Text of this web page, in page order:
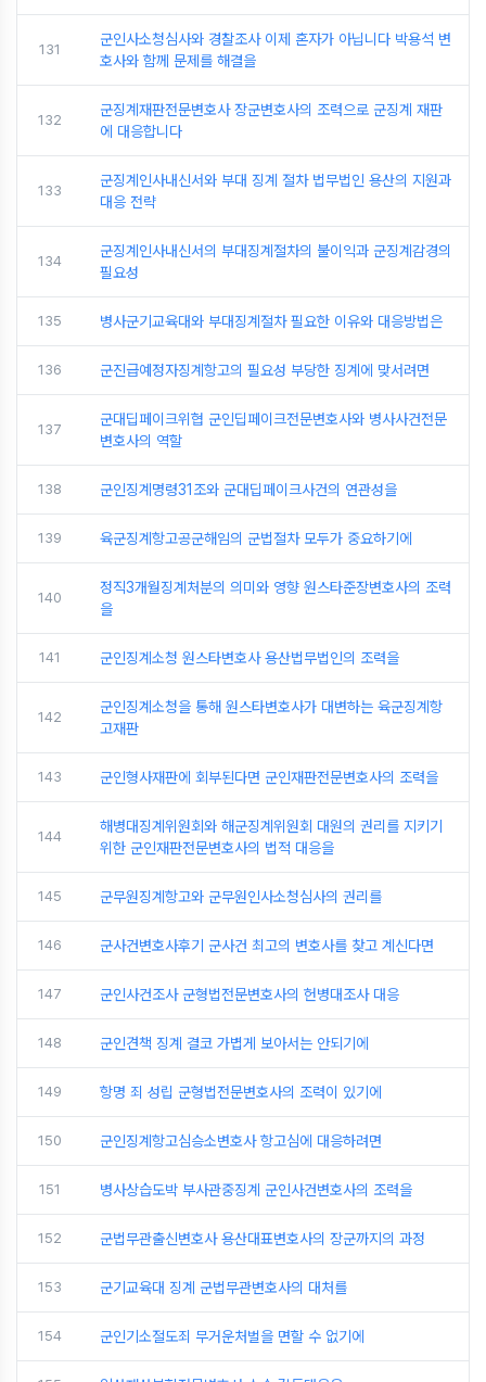
131
군인사소청심사와 경찰조사 이제 혼자가 아닙니다 박용석 변
호사와 함께 문제를 해결을
132
군징계재판전문변호사 장군변호사의 조력으로 군징계 재판
에 대응합니다
133
군징계인사내신서와 부대 징계 절차 법무법인 용산의 지원과
대응 전략
134
군징계인사내신서의 부대징계절차의 불이익과 군징계감경의
필요성
135 병사군기교육대와 부대징계절차 필요한 이유와 대응방법은
136 군진급예정자징계항고의 필요성 부당한 징계에 맞서려면
137
군대딥페이크위협 군인딥페이크전문변호사와 병사사건전문
변호사의 역할
138 군인징계명령31조와 군대딥페이크사건의 연관성을
139 육군징계항고공군해임의 군법절차 모두가 중요하기에
140
정직3개월징계처분의 의미와 영향 원스타준장변호사의 조력
을
141 군인징계소청 원스타변호사 용산법무법인의 조력을
142
군인징계소청을 통해 원스타변호사가 대변하는 육군징계항
고재판
143 군인형사재판에 회부된다면 군인재판전문변호사의 조력을
144
해병대징계위원회와 해군징계위원회 대원의 권리를 지키기
위한 군인재판전문변호사의 법적 대응을
145 군무원징계항고와 군무원인사소청심사의 권리를
146 군사건변호사후기 군사건 최고의 변호사를 찾고 계신다면
147 군인사건조사 군형법전문변호사의 헌병대조사 대응
148 군인견책 징계 결코 가볍게 보아서는 안되기에
149 항명 죄 성립 군형법전문변호사의 조력이 있기에
150 군인징계항고심승소변호사 항고심에 대응하려면
151 병사상습도박 부사관중징계 군인사건변호사의 조력을
152 군법무관출신변호사 용산대표변호사의 장군까지의 과정
153 군기교육대 징계 군법무관변호사의 대처를
154 군인기소절도죄 무거운처벌을 면할 수 없기에